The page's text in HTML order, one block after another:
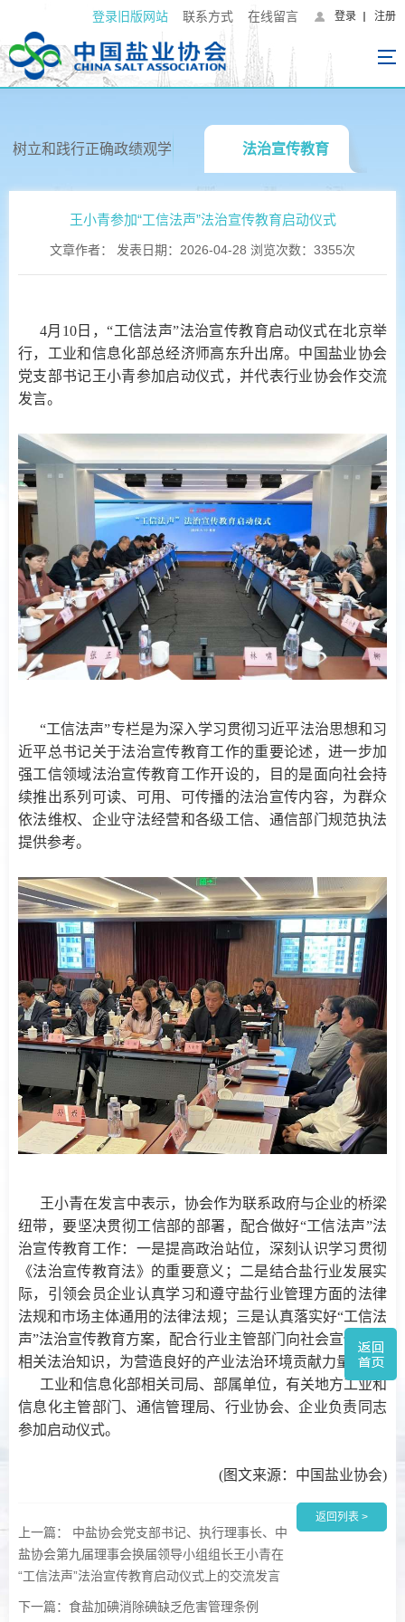
登录旧版网站 联系方式 在线留言 登录 注册
树立和践行正确政绩观学 法治宣传教育
王小青参加“工信法声”法治宣传教育启动仪式
文章作者： 发表日期：2026-04-28 浏览次数：3355次
4月10日，“工信法声”法治宣传教育启动仪式在北京举
行，工业和信息化部总经济师高东升出席。中国盐业协会
党支部书记王小青参加启动仪式，并代表行业协会作交流
发言。
“工信法声”专栏是为深入学习贯彻习近平法治思想和习
近平总书记关于法治宣传教育工作的重要论述，进一步加
强工信领域法治宣传教育工作开设的，目的是面向社会持
续推出系列可读、可用、可传播的法治宣传内容，为群众
依法维权、企业守法经营和各级工信、通信部门规范执法
提供参考。
王小青在发言中表示，协会作为联系政府与企业的桥梁
纽带，要坚决贯彻工信部的部署，配合做好“工信法声”法
治宣传教育工作：一是提高政治站位，深刻认识学习贯彻
《法治宣传教育法》的重要意义；二是结合盐行业发展实
际，引领会员企业认真学习和遵守盐行业管理方面的法律
法规和市场主体通用的法律法规；三是认真落实好“工信法
声”法治宣传教育方案，配合行业主管部门向社会宣传盐业
相关法治知识，为营造良好的产业法治环境贡献力量。
工业和信息化部相关司局、部属单位，有关地方工业和
信息化主管部门、通信管理局、行业协会、企业负责同志
参加启动仪式。
(图文来源：中国盐业协会)
返回列表 >
上一篇： 中盐协会党支部书记、执行理事长、中
盐协会第九届理事会换届领导小组组长王小青在
“工信法声”法治宣传教育启动仪式上的交流发言
下一篇：食盐加碘消除碘缺乏危害管理条例